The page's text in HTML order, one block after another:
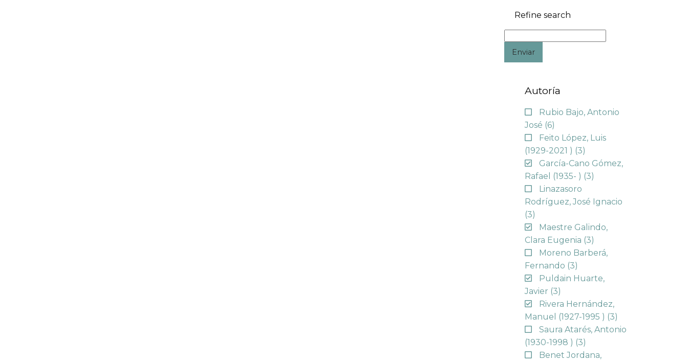
Refine search
Enviar
Autoría
Rubio Bajo, Antonio
José (6)
Feito López, Luis
(1929-2021 ) (3)
García-Cano Gómez,
Rafael (1935- ) (3)
Linazasoro
Rodríguez, José Ignacio
(3)
Maestre Galindo,
Clara Eugenia (3)
Moreno Barberá,
Fernando (3)
Puldain Huarte,
Javier (3)
Rivera Hernández,
Manuel (1927-1995 ) (3)
Saura Atarés, Antonio
(1930-1998 ) (3)
Benet Jordana,